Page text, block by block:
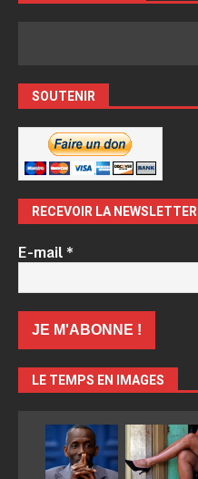
SOUTENIR
RECEVOIR LA NEWSLETTER
E-mail*
LE TEMPS EN IMAGES